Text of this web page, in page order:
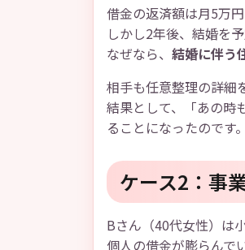
借金の返済額は月5万
しかし2年後、結婚を
なぜなら、 結婚に伴う
相手も任意整理の詳細
結果として、「あの時
ることになったのです。
ケース2：事
Bさん（40代女性）は
個人の借金が膨らんで